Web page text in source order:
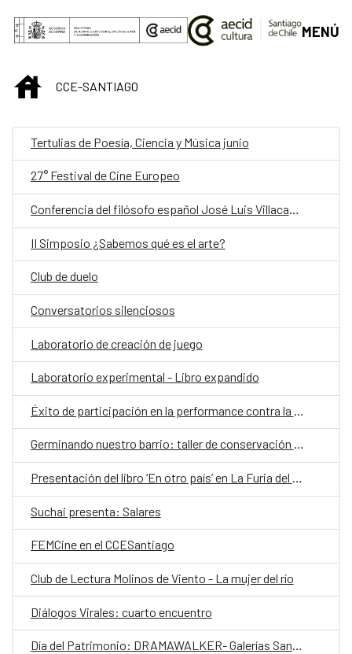
Saltar al contenido principal
MENÚ
INICIOCCE-SANTIAGO
Tertulias de Poesía, Ciencia y Música junio
27° Festival de Cine Europeo
Conferencia del filósofo español José Luis Villacañas: La Escuela de Madrid
II Simposio ¿Sabemos qué es el arte?
Club de duelo
Conversatorios silenciosos
Laboratorio de creación de juego
Laboratorio experimental - Libro expandido
Éxito de participación en la performance contra la violencia machista "¡Canta comadre, canta!"
Germinando nuestro barrio: taller de conservación de alimentos
Presentación del libro ‘En otro país’ en La Furia del Libro de invierno
Suchai presenta: Salares
FEMCine en el CCESantiago
Club de Lectura Molinos de Viento - La mujer del río
Diálogos Virales: cuarto encuentro
Día del Patrimonio: DRAMAWALKER- Galerías Santiago Centro